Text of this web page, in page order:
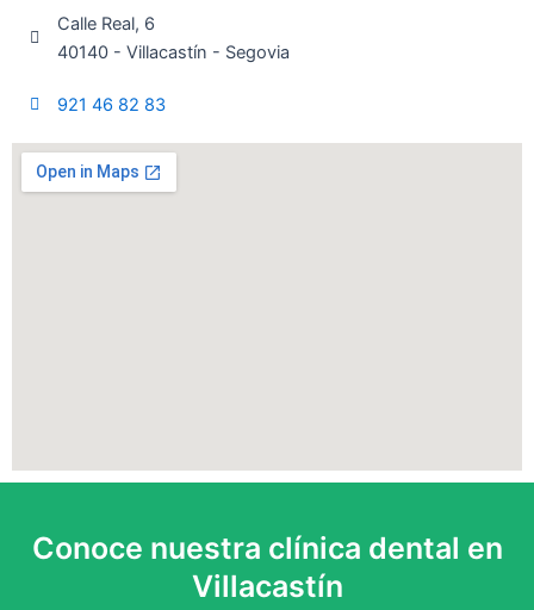
Calle Real, 6
40140 - Villacastín - Segovia
921 46 82 83
Conoce nuestra clínica dental en
Villacastín